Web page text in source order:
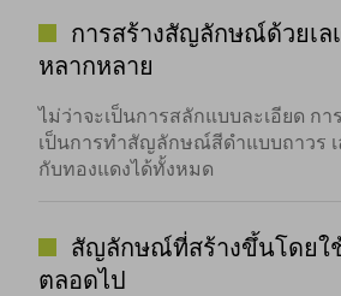
การสร้างสัญลักษณ์ด้วยเล
หลากหลาย
ไม่ว่าจะเป็นการสลักแบบละเอียด ก
เป็นการทำสัญลักษณ์สีดำแบบถาวร
กับทองแดงได้ทั้งหมด
สัญลักษณ์ที่สร้างขึ้นโดยใ
ตลอดไป